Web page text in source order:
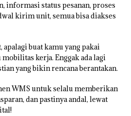
informasi status pesanan, proses
kirim unit, semua bisa diakses
buat kamu yang pakai
kerja. Enggak ada lagi
yang bikin rencana berantakan.
WMS untuk selalu memberikan
dan pastinya andal, lewat